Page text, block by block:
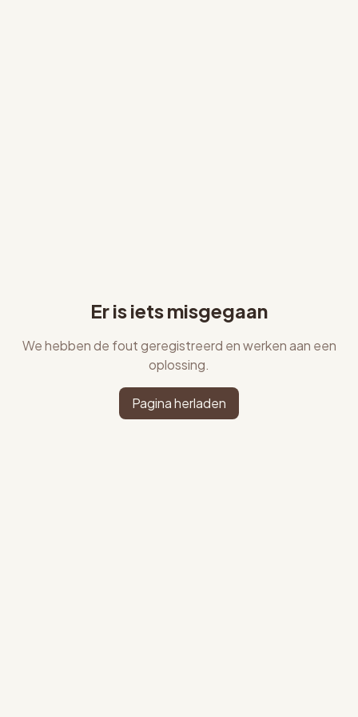
Er is iets misgegaan
We hebben de fout geregistreerd en werken aan een
oplossing.
Pagina herladen